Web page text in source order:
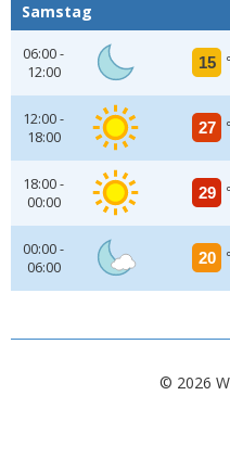
Samstag
06:00 -
12:00
15 °
12:00 -
18:00
27 °
18:00 -
00:00
29 °
00:00 -
06:00
20 °
© 2026